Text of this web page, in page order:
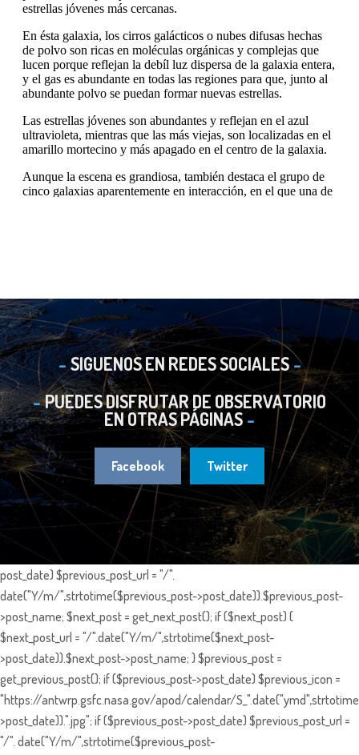
SIGUENOS EN REDES SOCIALES
PUEDES DISFRUTAR DE OBSERVATORIO
EN OTRAS PÁGINAS
Facebook Twitter
post_date) $previous_post_url = "/".
date("Y/m/",strtotime($previous_post->post_date)).$previous_post-
>post_name; $next_post = get_next_post(); if ($next_post) {
$next_post_url = "/".date("Y/m/",strtotime($next_post-
>post_date)).$next_post->post_name; } $previous_post =
get_previous_post(); if ($previous_post->post_date) $previous_icon =
"https://antwrp.gsfc.nasa.gov/apod/calendar/
>post_date)).".jpg"; if ($previous_post->post_date) $previous_post_url =
"/". date("Y/m/",strtotime($previous_post-